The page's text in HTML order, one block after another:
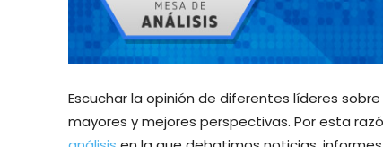
Escuchar la opinión de diferentes líderes
mayores y mejores perspectivas. Por esta